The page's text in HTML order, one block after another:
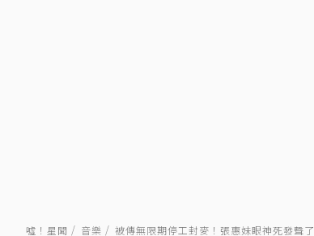
噓！星聞 音樂 被傳無限期停工封麥！張惠妹眼神死發聲了